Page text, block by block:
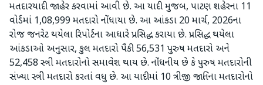
મતદારયાદી જાહેર કરવામાં આવી છે. આ યાદી મુજબ, પાટણ શહેરના 11
વોર્ડમાં 1,08,999 મતદારો નોંધાયા છે. આ આંકડા 20 માર્ચ, 2026ના
રોજ જનરેટ થયેલા રિપોર્ટના આધારે પ્રસિદ્ધ કરાયા છે. પ્રસિદ્ધ થયેલા
આંકડાઓ અનુસાર, કુલ મતદારો પૈકી 56,531 પુરુષ મતદારો અને
52,458 સ્ત્રી મતદારોનો સમાવેશ થાય છે. નોંધનીય છે કે પુરુષ મતદારોની
સંખ્યા સ્ત્રી મતદારો કરતાં વધુ છે. આ યાદીમાં 10 ત્રીજી જાતિના મતદારોનો